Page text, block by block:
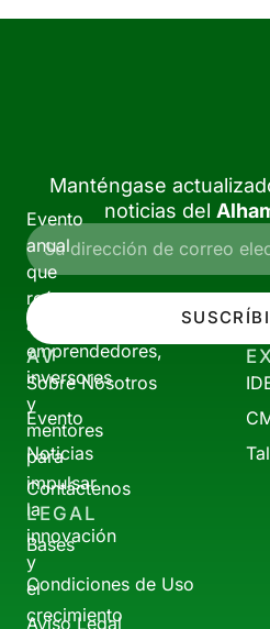
Evento
anual
que
reúne
a
emprendedores,
inversores
y
mentores
para
impulsar
la
innovación
y
el
crecimiento
Manténgase
noticias del
AV
Sobre Nosotros
Evento
Noticias
Contáctenos
LEGAL
Bases
Condiciones de Uso
Aviso Legal